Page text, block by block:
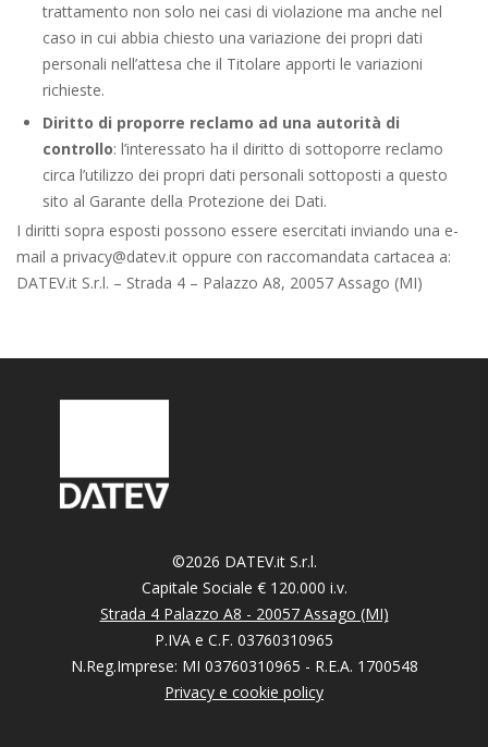
trattamento non solo nei casi di violazione ma anche nel
caso in cui abbia chiesto una variazione dei propri dati
personali nell’attesa che il Titolare apporti le variazioni
richieste.
Diritto di proporre reclamo ad una autorità di
controllo: l’interessato ha il diritto di sottoporre reclamo
circa l’utilizzo dei propri dati personali sottoposti a questo
sito al Garante della Protezione dei Dati.
I diritti sopra esposti possono essere esercitati inviando una e-
mail a privacy@datev.it oppure con raccomandata cartacea a:
DATEV.it S.r.l. – Strada 4 – Palazzo A8, 20057 Assago (MI)
©2026 DATEV.it S.r.l.
Capitale Sociale € 120.000 i.v.
Strada 4 Palazzo A8 - 20057 Assago (MI)
P.IVA e C.F. 03760310965
N.Reg.Imprese: MI 03760310965 - R.E.A. 1700548
Privacy e cookie policy